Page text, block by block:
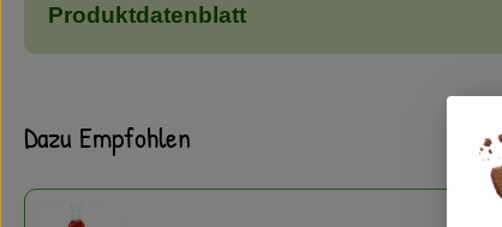
Produktdatenblatt
Dazu Empfohlen